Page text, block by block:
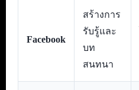
Facebook
สร้างการ
รับรู้และ
บท
สนทนา